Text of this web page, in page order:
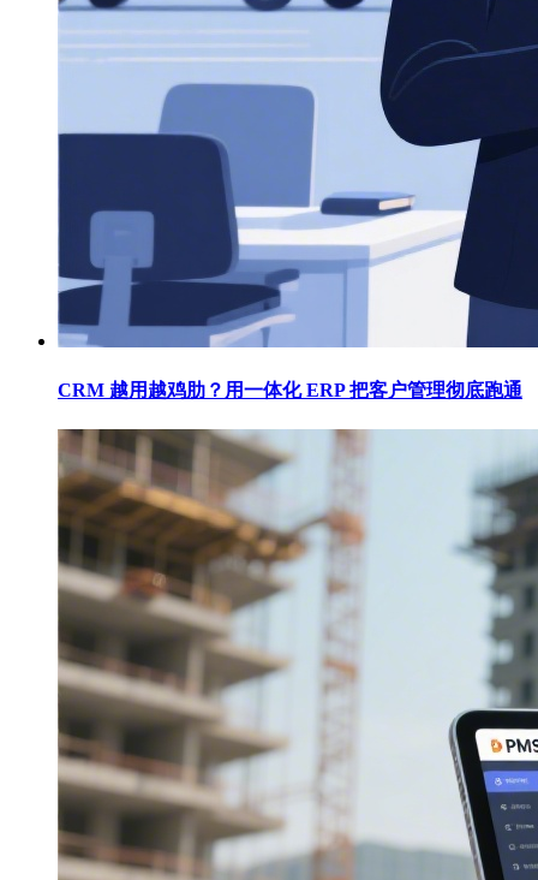
CRM 越用越鸡肋？用一体化 ERP 把客户管理彻底跑通